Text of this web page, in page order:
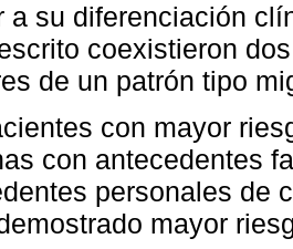
a su diferenciación
coexistieron
de un patrón tipo
con mayor
con antecedentes
personales de
mayor